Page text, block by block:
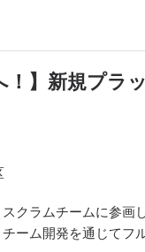
！】新規プ
クラムチームに参画
ーム開発を通じてフ